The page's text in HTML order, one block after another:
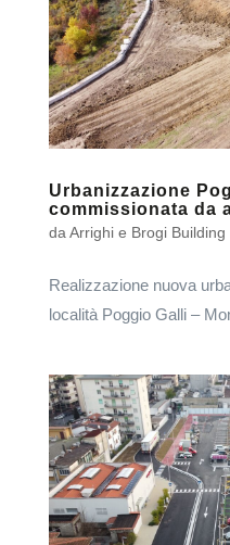
Urbanizzazione
commissionata da
daArrighi e Brogi Building
Realizzazione nuova
località Poggio Galli –